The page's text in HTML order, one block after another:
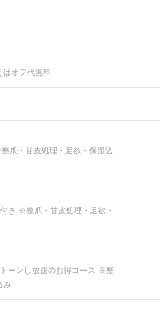
はオフ代無料
爪・甘皮処理・足欲・保湿込
き ※整爪・甘皮処理・足欲・
ーンし放題のお得コース ※整
み